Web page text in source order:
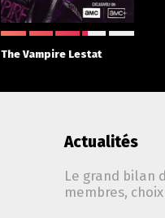
The Vampire Lestat
Actualités
Le grand bilan
membres,